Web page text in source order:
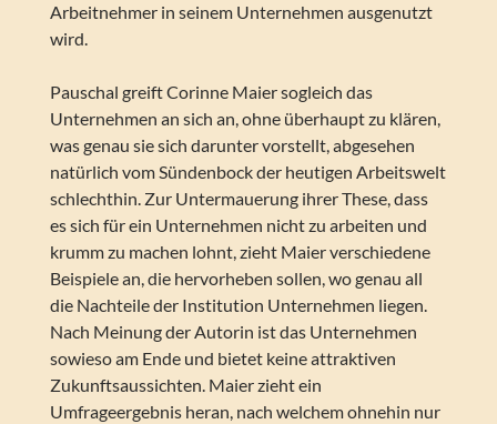
Arbeitnehmer in seinem Unternehmen ausgenutzt
wird.
Pauschal greift Corinne Maier sogleich das
Unternehmen an sich an, ohne überhaupt zu klären,
was genau sie sich darunter vorstellt, abgesehen
natürlich vom Sündenbock der heutigen Arbeitswelt
schlechthin. Zur Untermauerung ihrer These, dass
es sich für ein Unternehmen nicht zu arbeiten und
krumm zu machen lohnt, zieht Maier verschiedene
Beispiele an, die hervorheben sollen, wo genau all
die Nachteile der Institution Unternehmen liegen.
Nach Meinung der Autorin ist das Unternehmen
sowieso am Ende und bietet keine attraktiven
Zukunftsaussichten. Maier zieht ein
Umfrageergebnis heran, nach welchem ohnehin nur